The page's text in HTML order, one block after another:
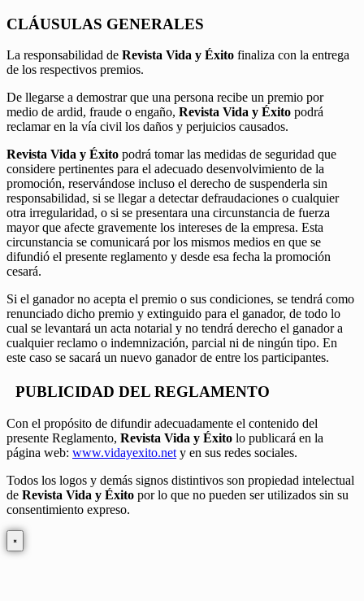
CLÁUSULAS GENERALES
La responsabilidad de Revista Vida y Éxito finaliza con la entrega
de los respectivos premios.
De llegarse a demostrar que una persona recibe un premio por
medio de ardid, fraude o engaño, Revista Vida y Éxito podrá
reclamar en la vía civil los daños y perjuicios causados.
Revista Vida y Éxito podrá tomar las medidas de seguridad que
considere pertinentes para el adecuado desenvolvimiento de la
promoción, reservándose incluso el derecho de suspenderla sin
responsabilidad, si se llegar a detectar defraudaciones o cualquier
otra irregularidad, o si se presentara una circunstancia de fuerza
mayor que afecte gravemente los intereses de la empresa. Esta
circunstancia se comunicará por los mismos medios en que se
difundió el presente reglamento y desde esa fecha la promoción
cesará.
Si el ganador no acepta el premio o sus condiciones, se tendrá como
renunciado dicho premio y extinguido para el ganador, de todo lo
cual se levantará un acta notarial y no tendrá derecho el ganador a
cualquier reclamo o indemnización, parcial ni de ningún tipo. En
este caso se sacará un nuevo ganador de entre los participantes.
PUBLICIDAD DEL REGLAMENTO
Con el propósito de difundir adecuadamente el contenido del
presente Reglamento, Revista Vida y Éxito lo publicará en la
página web: www.vidayexito.net y en sus redes sociales.
Todos los logos y demás signos distintivos son propiedad intelectual
de Revista Vida y Éxito por lo que no pueden ser utilizados sin su
consentimiento expreso.
×